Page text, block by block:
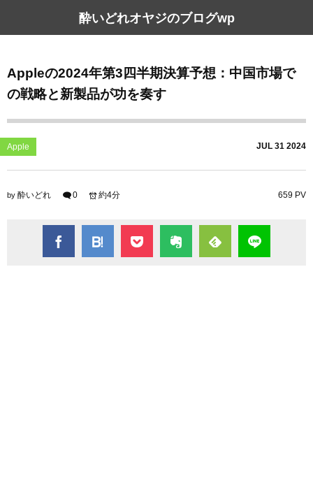
酔いどれオヤジのブログwp
Appleの2024年第3四半期決算予想：中国市場で
の戦略と新製品が功を奏す
Apple JUL 31 2024
by 酔いどれ 0 659 PV
約4分